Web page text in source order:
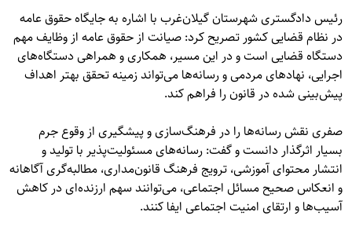
رئیس دادگستری شهرستان گیلان‌غرب با اشاره به جایگاه حقوق عامه
در نظام قضایی کشور تصریح کرد: صیانت از حقوق عامه از وظایف مهم
دستگاه قضایی است و در این مسیر، همکاری و همراهی دستگاه‌های
اجرایی، نهادهای مردمی و رسانه‌ها می‌تواند زمینه تحقق بهتر اهداف
پیش‌بینی شده در قانون را فراهم کند.
صفری نقش رسانه‌ها را در فرهنگ‌سازی و پیشگیری از وقوع جرم
بسیار اثرگذار دانست و گفت: رسانه‌های مسئولیت‌پذیر با تولید و
انتشار محتوای آموزشی، ترویج فرهنگ قانون‌مداری، مطالبه‌گری آگاهانه
و انعکاس صحیح مسائل اجتماعی، می‌توانند سهم ارزنده‌ای در کاهش
آسیب‌ها و ارتقای امنیت اجتماعی ایفا کنند.